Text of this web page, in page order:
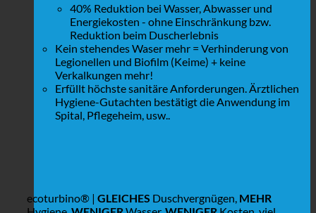
40% Reduktion bei Wasser, Abwasser und
Energiekosten - ohne Einschränkung bzw.
Reduktion beim Duscherlebnis
Kein stehendes Waser mehr = Verhinderung von
Legionellen und Biofilm (Keime) + keine
Verkalkungen mehr!
Erfüllt höchste sanitäre Anforderungen. Ärztlichen
Hygiene-Gutachten bestätigt die Anwendung im
Spital, Pflegeheim, usw..
ecoturbino® | GLEICHES Duschvergnügen, MEHR